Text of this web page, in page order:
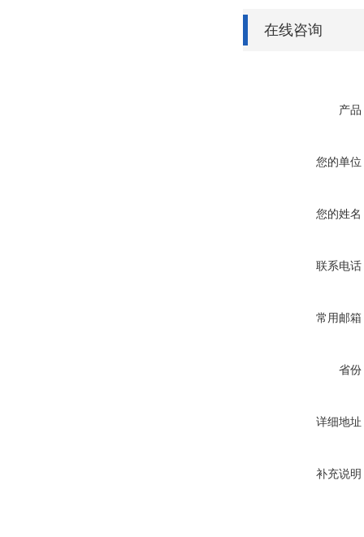
在线咨询
产品
您的单位
您的姓名
联系电话
常用邮箱
省份
详细地址
补充说明